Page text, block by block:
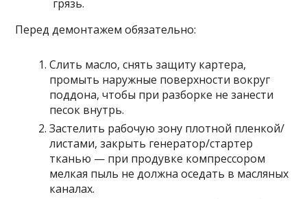
грязь.
Перед демонтажем обязательно:
Слить масло, снять защиту картера,
промыть наружные поверхности вокруг
поддона, чтобы при разборке не занести
песок внутрь.
Застелить рабочую зону плотной пленкой/
листами, закрыть генератор/стартер
тканью — при продувке компрессором
мелкая пыль не должна оседать в масляных
каналах.